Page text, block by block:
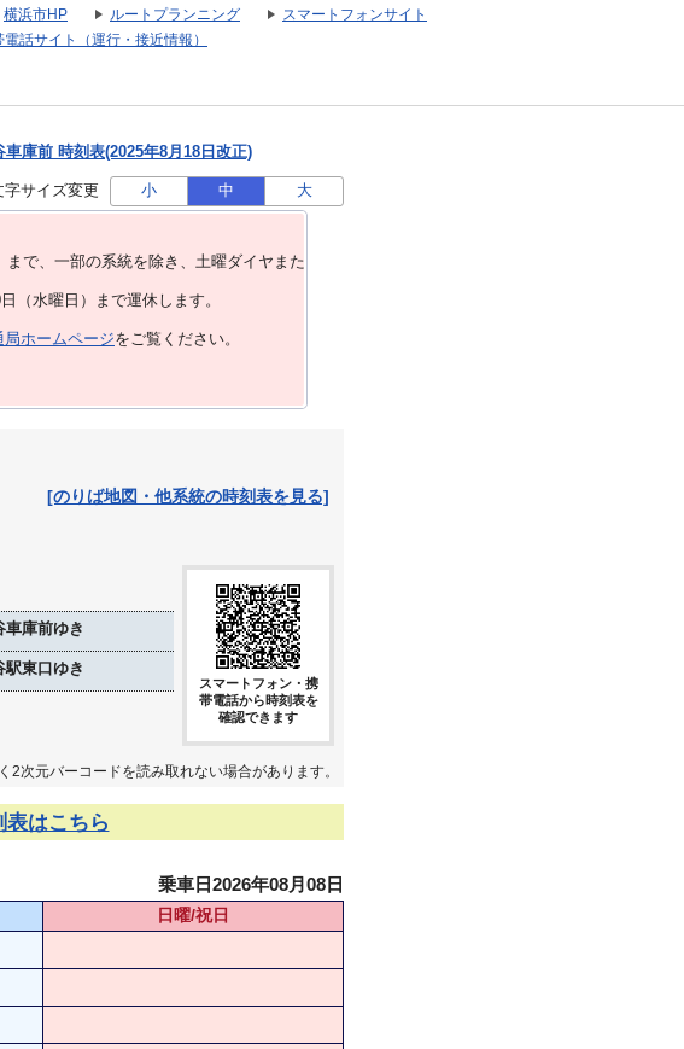
横浜市HP ルートプランニング
スマートフォンサイト
電話サイト（運行・接近情報）
車庫前 時刻表(2025年8月18日改正)
字サイズ変更 小 中 大
で、⼀部の系統を除き、⼟曜ダイヤまた
水曜日）まで運休します。
局ホームページをご覧ください。
[のりば地図・他系統の時刻表を見る]
庫前ゆき
東口ゆき
スマートフォン・携
帯電話から時刻表を
確認できます
次元バーコードを読み取れない場合があります。
表はこちら
乗車日2026年08月08日
日曜/祝日